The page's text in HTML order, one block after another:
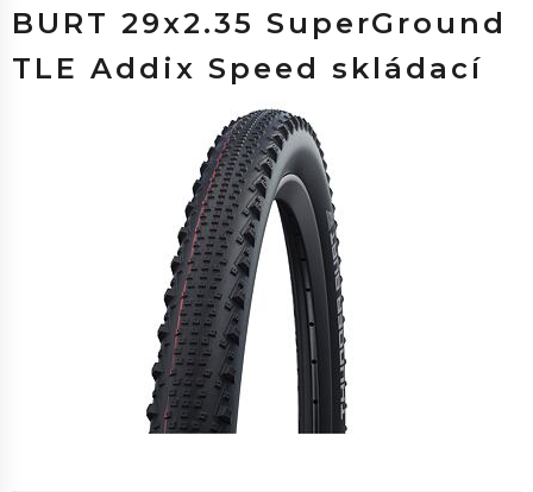
BURT 29x2.35 SuperGround
TLE Addix Speed skládací